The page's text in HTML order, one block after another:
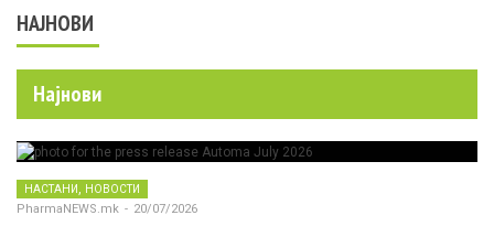
НАЈНОВИ
Најнови
НАСТАНИ, НОВОСТИ
PharmaNEWS.mk - 20/07/2026